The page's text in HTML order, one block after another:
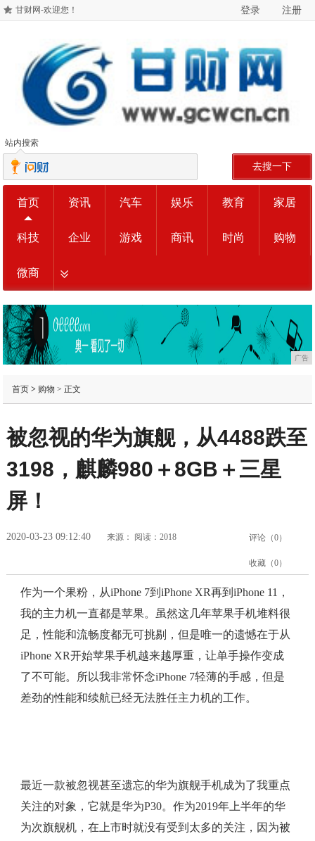
甘财网-欢迎您！ 登录 注册
站内搜索
去搜一下
首页 资讯 汽车 娱乐 教育 家居
科技 企业 游戏 商讯 时尚 购物
微商
广告
首页> 购物 > 正文
被忽视的华为旗舰，从4488跌至
3198，麒麟980＋8GB＋三星
屏！
2020-03-23 09:12:40 来源： 阅读：2018 评论（0）
收藏（0）
作为一个果粉，从iPhone 7到iPhone XR再到iPhone 11，
我的主力机一直都是苹果。虽然这几年苹果手机堆料很
足，性能和流畅度都无可挑剔，但是唯一的遗憾在于从
iPhone XR开始苹果手机越来越厚重，让单手操作变成
了不可能。所以我非常怀念iPhone 7轻薄的手感，但是
差劲的性能和续航已经无法胜任主力机的工作。
最近一款被忽视甚至遗忘的华为旗舰手机成为了我重点
关注的对象，它就是华为P30。作为2019年上半年的华
为次旗舰机，在上市时就没有受到太多的关注，因为被